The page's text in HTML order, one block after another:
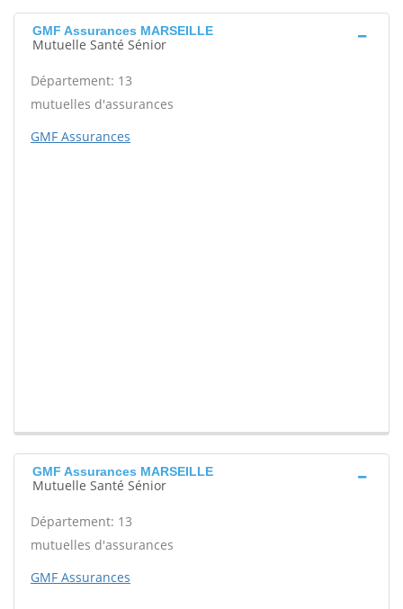
GMF Assurances MARSEILLE
Mutuelle Santé Sénior
Département: 13
mutuelles d'assurances
GMF Assurances
GMF Assurances MARSEILLE
Mutuelle Santé Sénior
Département: 13
mutuelles d'assurances
GMF Assurances